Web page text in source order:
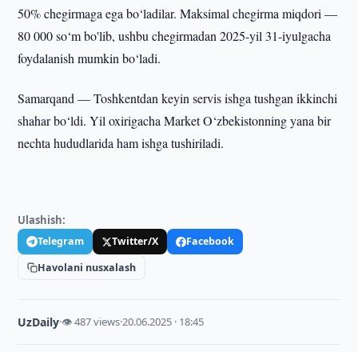
50% chegirmaga ega bo‘ladilar. Maksimal chegirma miqdori —
80 000 so‘m bo'lib, ushbu chegirmadan 2025-yil 31-iyulgacha
foydalanish mumkin bo‘ladi.
Samarqand — Toshkentdan keyin servis ishga tushgan ikkinchi
shahar bo‘ldi. Yil oxirigacha Market O‘zbekistonning yana bir
nechta hududlarida ham ishga tushiriladi.
Ulashish:
Telegram Twitter/X
Facebook
Havolani nusxalash
UzDaily·👁 487 views·20.06.2025 · 18:45